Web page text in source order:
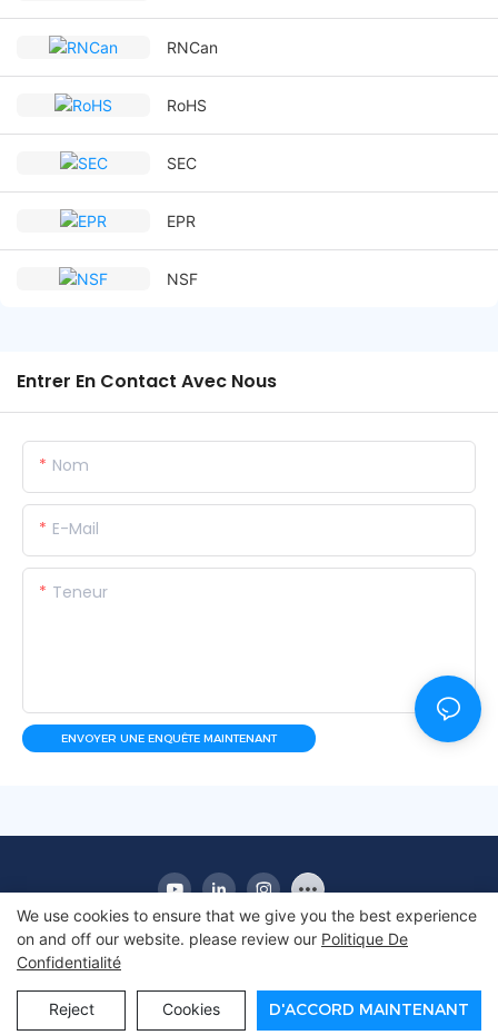
RNCan
RoHS
SEC
EPR
NSF
Entrer En Contact Avec Nous
Nom
E-Mail
Teneur
ENVOYER UNE ENQUÊTE MAINTENANT
Copyright © 2010-2025 Apex | Fabricant de
réfrigérateur d'affichage commercial
We use cookies to ensure that we give you the best experience
on and off our website. please review our Politique De
Confidentialité
Reject Cookies D'ACCORD MAINTENANT